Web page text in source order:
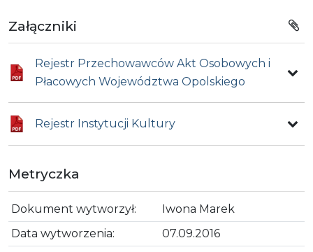
Załączniki
Rejestr Przechowawców Akt Osobowych i
Płacowych Województwa Opolskiego
Rejestr Instytucji Kultury
Metryczka
Dokument wytworzył:
Iwona Marek
Data wytworzenia:
07.09.2016